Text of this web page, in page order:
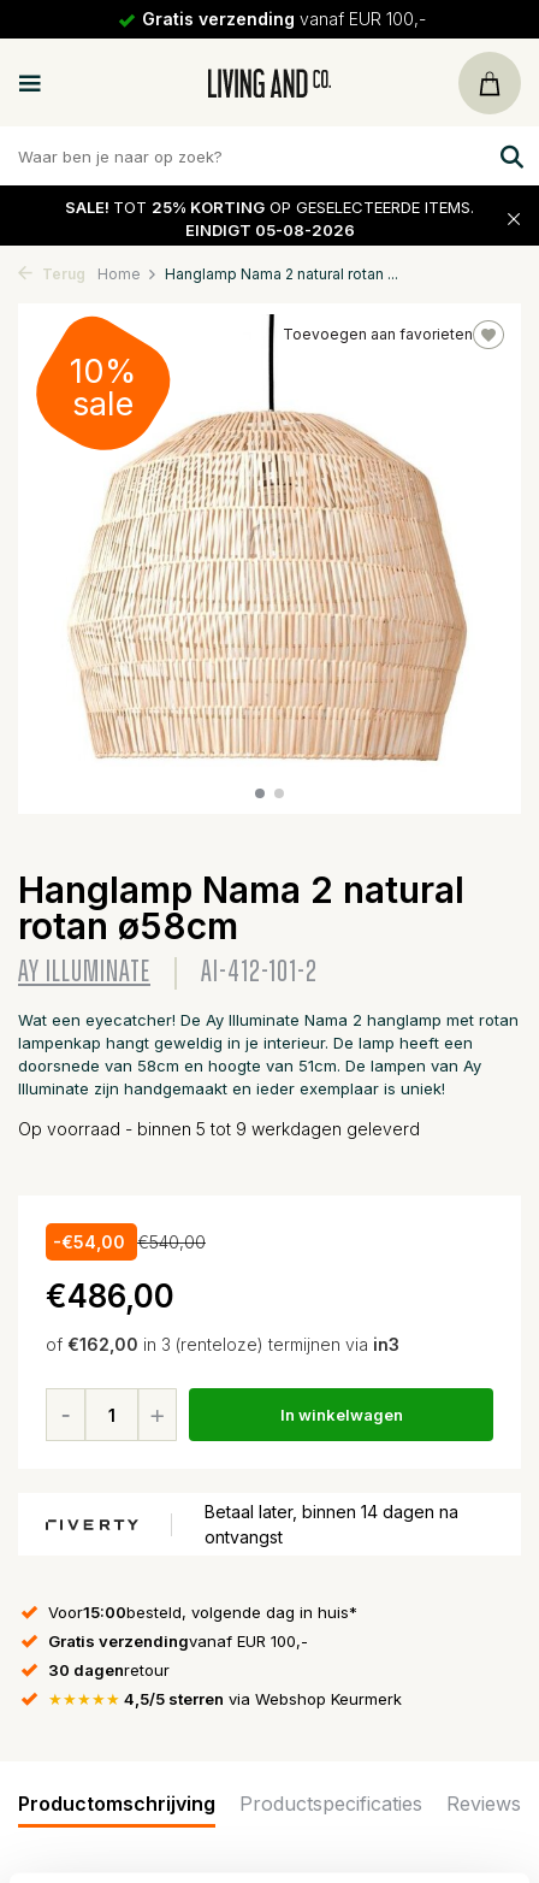
Gratis verzending vanaf EUR 100,-
SALE! TOT 25% KORTING OP GESELECTEERDE ITEMS.
EINDIGT 05-08-2026
Terug Home Hanglamp Nama 2 natural rotan ...
Toevoegen aan favorieten
10%
sale
Hanglamp Nama 2 natural
rotan ø58cm
AY ILLUMINATE AI-412-101-2
Wat een eyecatcher! De Ay Illuminate Nama 2 hanglamp met rotan
lampenkap hangt geweldig in je interieur. De lamp heeft een
doorsnede van 58cm en hoogte van 51cm. De lampen van Ay
Illuminate zijn handgemaakt en ieder exemplaar is uniek!
Op voorraad - binnen 5 tot 9 werkdagen geleverd
-€54,00 €540,00
€486,00
of €162,00 in 3 (renteloze) termijnen via in3
In winkelwagen
Betaal later, binnen 14 dagen na
ontvangst
Voor15:00besteld, volgende dag in huis*
Gratis verzendingvanaf EUR 100,-
30 dagenretour
★★★★★ 4,5/5 sterren via Webshop Keurmerk
Productomschrijving Productspecificaties Reviews